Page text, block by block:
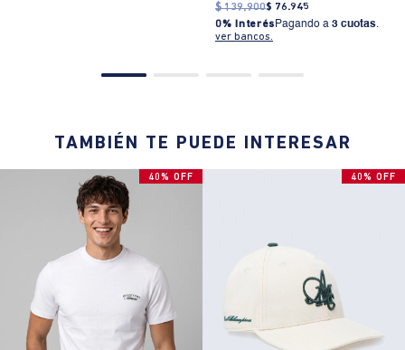
$ 139.900$ 76.945
0% InterésPagando a 3 cuotas.
ver bancos.
TAMBIÉN TE PUEDE INTERESAR
40% OFF 40% OFF